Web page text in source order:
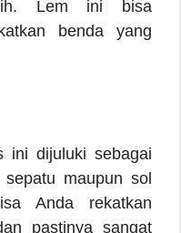
Lem ini bisa
benda yang
ini dijuluki sebagai
maupun sol
Anda rekatkan
pastinya sangat